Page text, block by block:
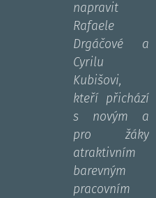
napravit
Rafaele
Drgáčové a
Cyrilu
Kubišovi,
kteří přichází
s novým a
pro žáky
atraktivním
barevným
pracovním